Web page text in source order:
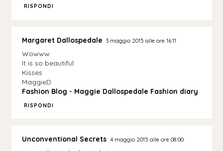
RISPONDI
Margaret Dallospedale 3 maggio 2015 alle ore 16:11
Wowww
It is so beautiful
Kisses
MaggieD
Fashion Blog - Maggie Dallospedale Fashion diary
RISPONDI
Unconventional Secrets 4 maggio 2015 alle ore 08:00